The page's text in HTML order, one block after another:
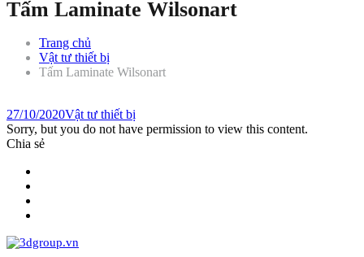
Tấm Laminate Wilsonart
Trang chủ
Vật tư thiết bị
Tấm Laminate Wilsonart
27/10/2020Vật tư thiết bị
Sorry, but you do not have permission to view this content.
Chia sẻ